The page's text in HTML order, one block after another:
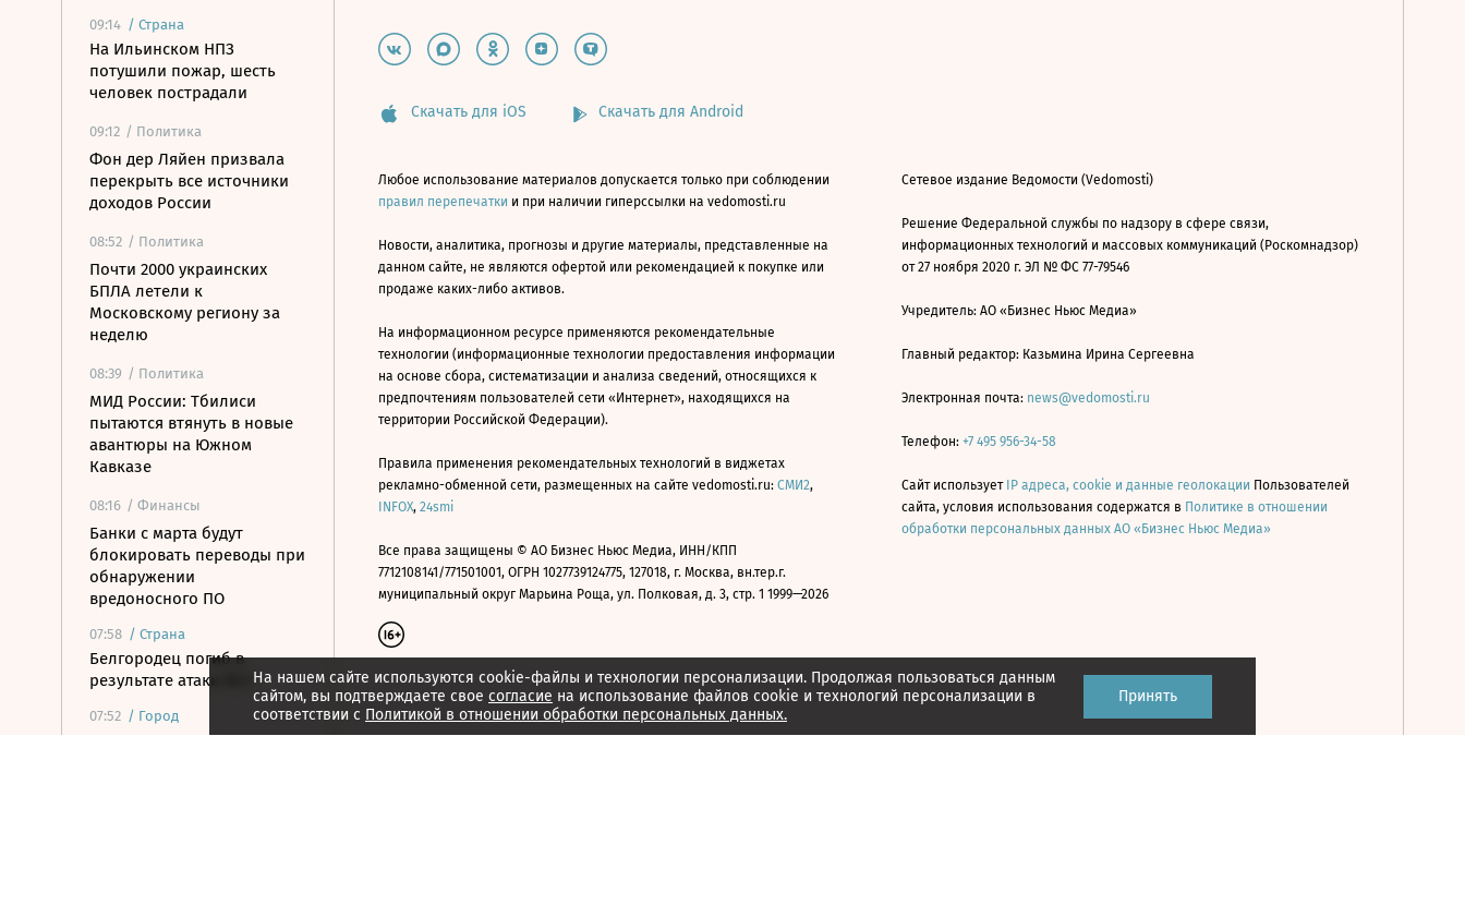
09:14 / Страна
На Ильинском НПЗ
потушили пожар, шесть
человек пострадали
09:12 / Политика
Фон дер Ляйен призвала
перекрыть все источники
доходов России
08:52 / Политика
Почти 2000 украинских
БПЛА летели к
Московскому региону за
неделю
08:39 / Политика
МИД России: Тбилиси
пытаются втянуть в новые
авантюры на Южном
Кавказе
08:16 / Финансы
Банки с марта будут
блокировать переводы при
обнаружении
вредоносного ПО
07:58 / Страна
Белгородец погиб в
результате атаки ВСУ
07:52 / Город
Гастрономия, история
На нашем сайте используются cookie-файлы и технологии персонализации. Продолжая пользоваться данным
сайтом, вы подтверждаете свое согласие на использование файлов cookie и технологий персонализации в
соответствии с Политикой в отношении обработки персональных данных.
Принять
Скачать для iOS Скачать для Android
Любое использование материалов допускается только при соблюдении
правил перепечатки и при наличии гиперссылки на vedomosti.ru
Новости, аналитика, прогнозы и другие материалы, представленные на
данном сайте, не являются офертой или рекомендацией к покупке или
продаже каких-либо активов.
На информационном ресурсе применяются рекомендательные
технологии (информационные технологии предоставления информации
на основе сбора, систематизации и анализа сведений, относящихся к
предпочтениям пользователей сети «Интернет», находящихся на
территории Российской Федерации).
Правила применения рекомендательных технологий в виджетах
рекламно-обменной сети, размещенных на сайте vedomosti.ru: СМИ2,
INFOX, 24smi
Все права защищены © АО Бизнес Ньюс Медиа, ИНН/КПП
7712108141/771501001, ОГРН 1027739124775, 127018, г. Москва, вн.тер.г.
муниципальный округ Марьина Роща, ул. Полковая, д. 3, стр. 1 1999—2026
Сетевое издание Ведомости (Vedomosti)
Решение Федеральной службы по надзору в сфере связи,
информационных технологий и массовых коммуникаций (Роскомнадзор)
от 27 ноября 2020 г. ЭЛ № ФС 77-79546
Учредитель: АО «Бизнес Ньюс Медиа»
Главный редактор: Казьмина Ирина Сергеевна
Электронная почта: news@vedomosti.ru
Телефон: +7 495 956-34-58
Сайт использует IP адреса, cookie и данные геолокации Пользователей
сайта, условия использования содержатся в Политике в отношении
обработки персональных данных АО «Бизнес Ньюс Медиа»